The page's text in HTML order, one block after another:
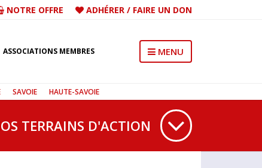
NOTRE OFFRE ADHÉRER / FAIRE UN DON
ASSOCIATIONS MEMBRES MENU
SAVOIE HAUTE-SAVOIE
TERRAINS D'ACTION